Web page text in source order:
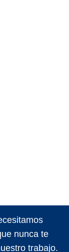
nunca te
trabajo.